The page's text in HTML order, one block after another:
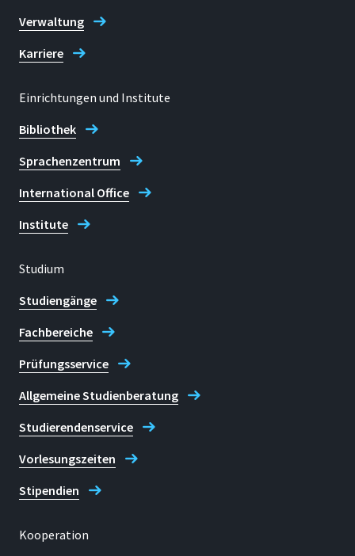
Verwaltung
Karriere
Einrichtungen und Institute
Bibliothek
Sprachenzentrum
International Office
Institute
Studium
Studiengänge
Fachbereiche
Prüfungsservice
Allgemeine Studienberatung
Studierendenservice
Vorlesungszeiten
Stipendien
Kooperation